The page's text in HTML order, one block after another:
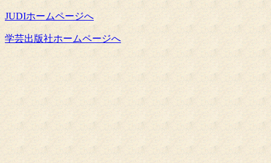
JUDIホームページへ
学芸出版社ホームページへ